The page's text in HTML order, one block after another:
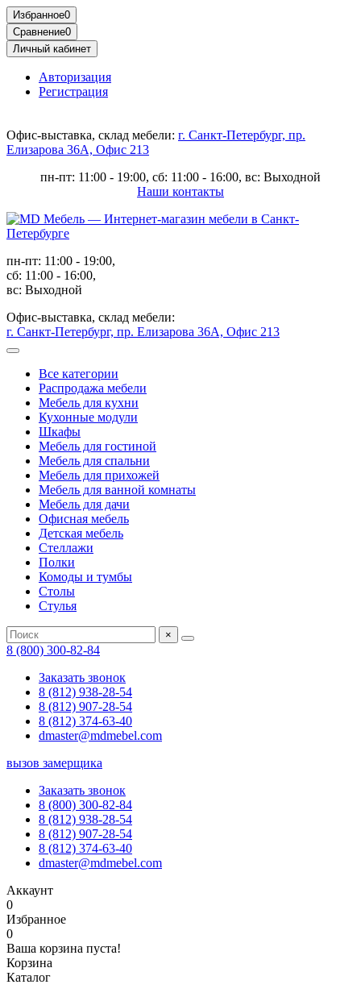
Избранное0
Сравнение0
Личный кабинет
Авторизация
Регистрация
Офис-выставка, склад мебели: г. Санкт-Петербург, пр.
Елизарова 36А, Офис 213
пн-пт: 11:00 - 19:00, сб: 11:00 - 16:00, вс: Выходной
Наши контакты
пн-пт: 11:00 - 19:00,
сб: 11:00 - 16:00,
вс: Выходной
Офис-выставка, склад мебели:
г. Санкт-Петербург, пр. Елизарова 36А, Офис 213
Все категории
Распродажа мебели
Мебель для кухни
Кухонные модули
Шкафы
Мебель для гостиной
Мебель для спальни
Мебель для прихожей
Мебель для ванной комнаты
Мебель для дачи
Офисная мебель
Детская мебель
Стеллажи
Полки
Комоды и тумбы
Столы
Стулья
×
8 (800) 300-82-84
Заказать звонок
8 (812) 938-28-54
8 (812) 907-28-54
8 (812) 374-63-40
dmaster@mdmebel.com
вызов замерщика
Заказать звонок
8 (800) 300-82-84
8 (812) 938-28-54
8 (812) 907-28-54
8 (812) 374-63-40
dmaster@mdmebel.com
Аккаунт
0
Избранное
0
Ваша корзина пуста!
Корзина
Каталог